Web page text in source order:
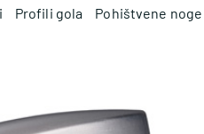
Profili gola Pohištvene noge